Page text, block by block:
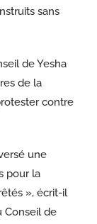
sans
de Yesha
de la
contre
une
pour la
», écrit-il
Conseil de